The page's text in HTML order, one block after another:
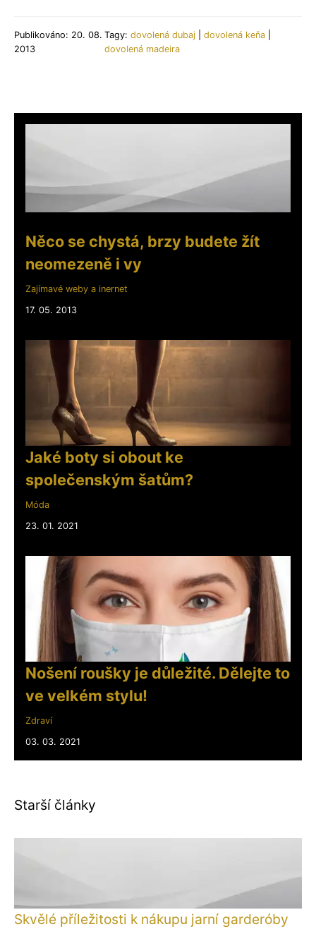
Publikováno: 20. 08.
2013
Tagy:dovolená dubaj |dovolená keňa
dovolená madeira
Něco se chystá, brzy budete žít
neomezeně i vy
Zajímavé weby a inernet
17. 05. 2013
Jaké boty si obout ke
společenským šatům?
Móda
23. 01. 2021
Nošení roušky je důležité. Dělejte to
ve velkém stylu!
Zdraví
03. 03. 2021
Starší články
Skvělé příležitosti k nákupu jarní garderóby